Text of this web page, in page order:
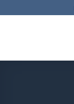
al